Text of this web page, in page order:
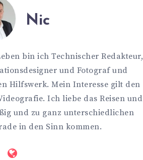
Nic
bin ich Technischer Redakteur,
und Fotograf und
Hilfswerk. Mein Interesse gilt den
Ich liebe das Reisen und
und zu ganz unterschiedlichen
in den Sinn kommen.